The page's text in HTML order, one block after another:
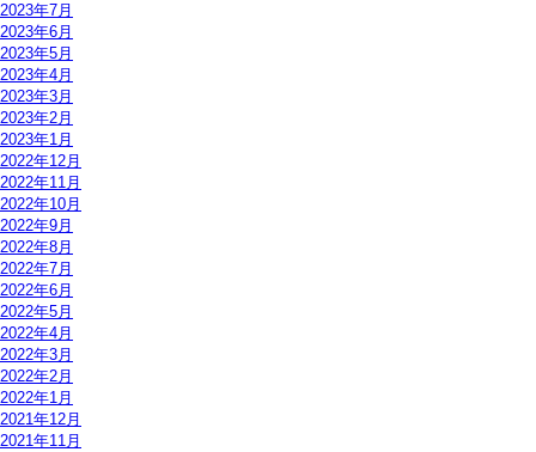
2023年7月
2023年6月
2023年5月
2023年4月
2023年3月
2023年2月
2023年1月
2022年12月
2022年11月
2022年10月
2022年9月
2022年8月
2022年7月
2022年6月
2022年5月
2022年4月
2022年3月
2022年2月
2022年1月
2021年12月
2021年11月